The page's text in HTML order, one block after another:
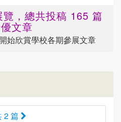
，總共投稿 165 篇
文章
始欣賞學校各期參展文章
2 篇